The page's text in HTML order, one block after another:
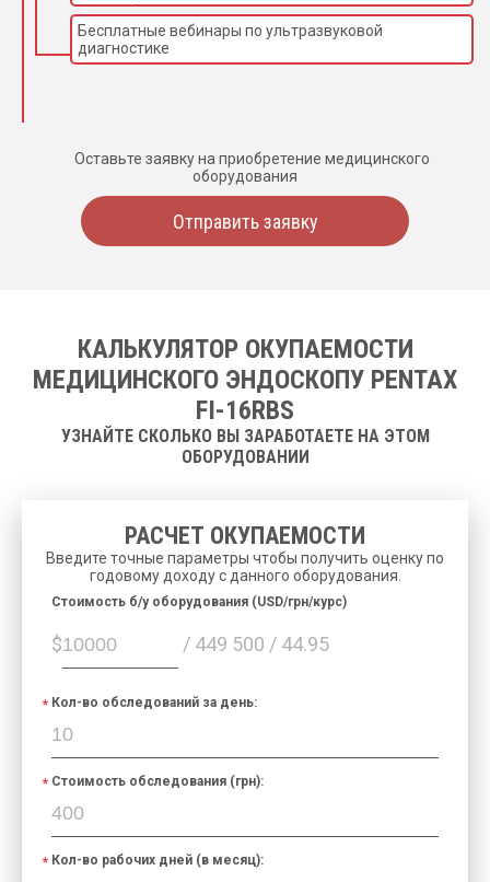
Бесплатные вебинары по ультразвуковой
диагностике
Оставьте заявку на приобретение медицинского
оборудования
Отправить заявку
КАЛЬКУЛЯТОР ОКУПАЕМОСТИ
МЕДИЦИНСКОГО ЭНДОСКОПУ PENTAX
FI-16RBS
УЗНАЙТЕ СКОЛЬКО ВЫ ЗАРАБОТАЕТЕ НА ЭТОМ
ОБОРУДОВАНИИ
РАСЧЕТ ОКУПАЕМОСТИ
Введите точные параметры чтобы получить оценку по
годовому доходу с данного оборудования.
$ / 449 500 / 44.95
Cтоимость б/у оборудования (USD/грн/курс)
Кол-во обследований за день:
Стоимость обследования (грн):
Кол-во рабочих дней (в месяц):